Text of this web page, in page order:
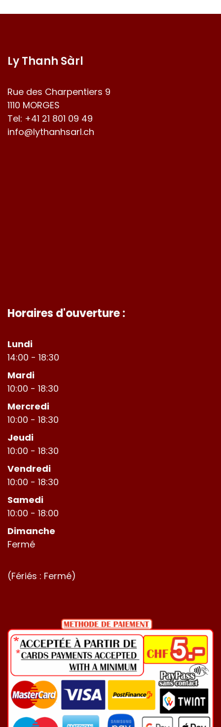
Ly Thanh Sàrl
Rue des Charpentiers 9
1110 MORGES
Tel: +41 21 801 09 49
info@lythanhsarl.ch
Horaires d'ouverture :
Lundi
14:00 - 18:30
Mardi
10:00 - 18:30
Mercredi
10:00 - 18:30
Jeudi
10:00 - 18:30
Vendredi
10:00 - 18:30
Samedi
10:00 - 18:00
Dimanche
Fermé
(Fériés : Fermé)